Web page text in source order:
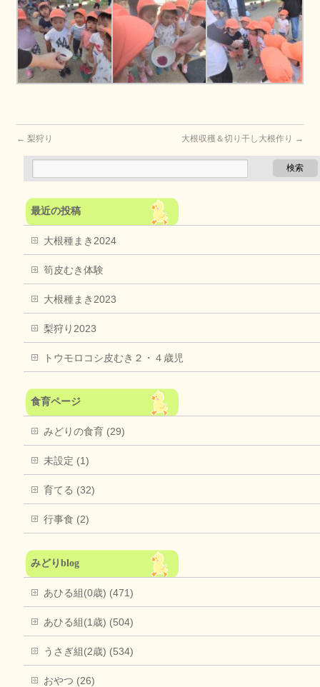
← 梨狩り 大根収穫＆切り干し大根作り →
最近の投稿
大根種まき2024
筍皮むき体験
大根種まき2023
梨狩り2023
トウモロコシ皮むき２・４歳児
食育ページ
みどりの食育 (29)
未設定 (1)
育てる (32)
行事食 (2)
みどりblog
あひる組(0歳) (471)
あひる組(1歳) (504)
うさぎ組(2歳) (534)
おやつ (26)